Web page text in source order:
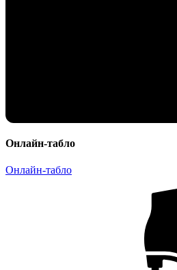
Онлайн-табло
Онлайн-табло